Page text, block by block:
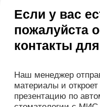
ЕГИСЗ
Планы лечения
Глазная формула
Интеграции
О компании
Карьера
КОМПАНИЯ